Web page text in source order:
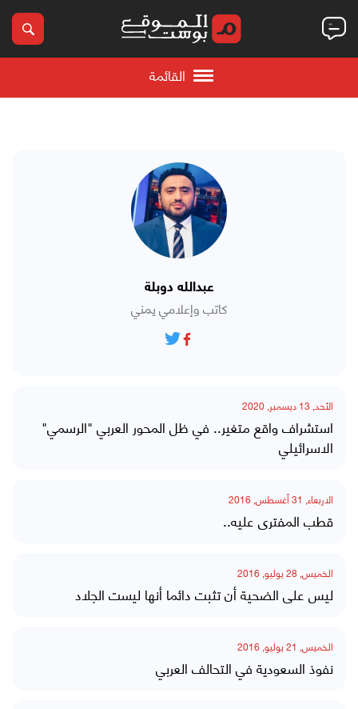
القائمة
عبدالله دوبلة
كاتب وإعلامي يمني
الأحد, 13 ديسمبر, 2020
استشراف واقع متغير.. في ظل المحور العربي "الرسمي"
الاسرائيلي
الاربعاء, 31 أغسطس, 2016
قطب المفترى عليه..
الخميس, 28 يوليو, 2016
ليس على الضحية أن تثبت دائما أنها ليست الجلاد
الخميس, 21 يوليو, 2016
نفوذ السعودية في التحالف العربي